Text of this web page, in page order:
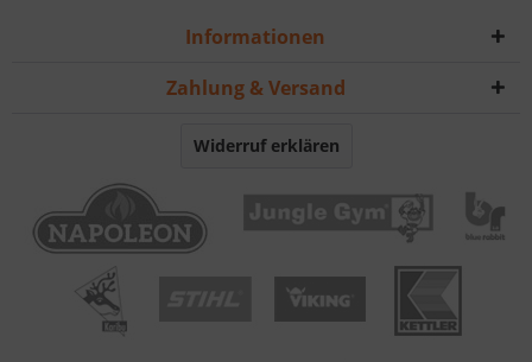
Informationen
Zahlung & Versand
Widerruf erklären